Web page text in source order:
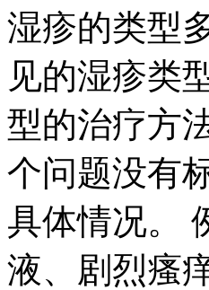
湿疹的类型
见的湿疹类
型的治疗方
个问题没有
具体情况。
液、剧烈瘙